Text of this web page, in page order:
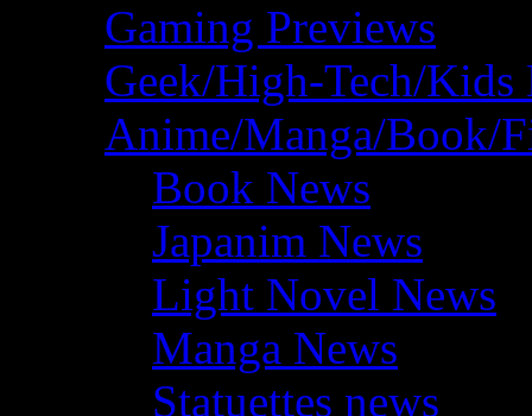
Gaming Previews
Geek/High-Tech/Kids
Anime/Manga/Book/
Book News
Japanim News
Light Novel News
Manga News
Statuettes news